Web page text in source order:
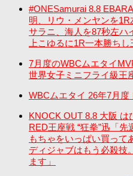
#ONESamurai 8.8
明、リウ・メンヤンを
サラニ、海人を87秒左ハ
上こゆるに1R一本勝ち
7月度のWBCムエタイ
世界女子ミニフライ級王
WBCムエタイ 26年7月度
KNOCK OUT 8.8 大阪 は
RED王座戦 “狂拳”迅「
もちゃをいっぱい買って
ディジャブはもう必殺技
ます」